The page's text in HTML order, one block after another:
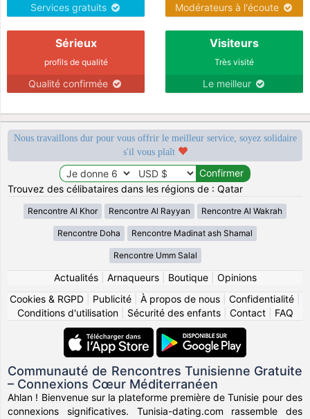
Services gratuits Modérateurs à l'écoute
Sérieux
profils de qualité
Qualité confirmée
Visiteurs
Très visité
Le meilleur
Nous travaillons dur pour vous offrir le meilleur service, soyez solidaire
s'il vous plaît
Trouvez des célibataires dans les régions de : Qatar
Rencontre Al Khor Rencontre Al Rayyan Rencontre Al Wakrah
Rencontre Doha Rencontre Madinat ash Shamal
Rencontre Umm Salal
Actualités| Arnaqueurs| Boutique| Opinions
Cookies & RGPD
Publicité À propos de nous Confidentialité
Conditions d'utilisation| Sécurité des enfants| Contact| FAQ
Communauté de Rencontres Tunisienne Gratuite
– Connexions Cœur Méditerranéen
Ahlan ! Bienvenue sur la plateforme première de Tunisie pour des
connexions significatives. Tunisia-dating.com rassemble des